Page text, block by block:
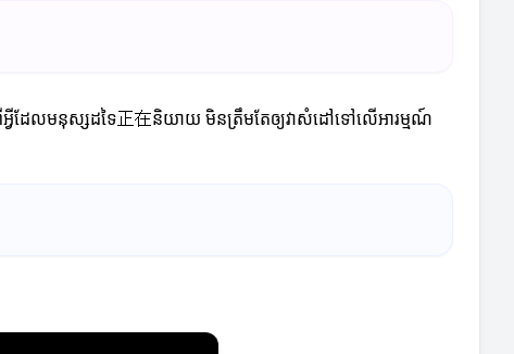
អ្វីដែលមនុស្សដទៃ正在និយាយ មិនត្រឹមតែឲ្យវាសំដៅទៅលើអារម្មណ៍